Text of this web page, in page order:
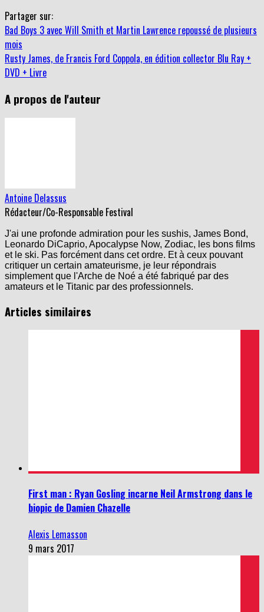
Partager sur:
Bad Boys 3 avec Will Smith et Martin Lawrence repoussé de plusieurs
mois
Rusty James, de Francis Ford Coppola, en édition collector Blu Ray +
DVD + Livre
A propos de l'auteur
Antoine Delassus
Rédacteur/Co-Responsable Festival
J'ai une profonde admiration pour les sushis, James Bond,
Leonardo DiCaprio, Apocalypse Now, Zodiac, les bons films
et le ski. Pas forcément dans cet ordre. Et à ceux pouvant
critiquer un certain amateurisme, je leur répondrais
simplement que l'Arche de Noé a été fabriqué par des
amateurs et le Titanic par des professionnels.
Articles similaires
First man : Ryan Gosling incarne Neil Armstrong dans le
biopic de Damien Chazelle
Alexis Lemasson
9 mars 2017